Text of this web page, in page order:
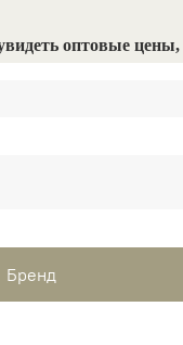
оптовые цены,
Бренд